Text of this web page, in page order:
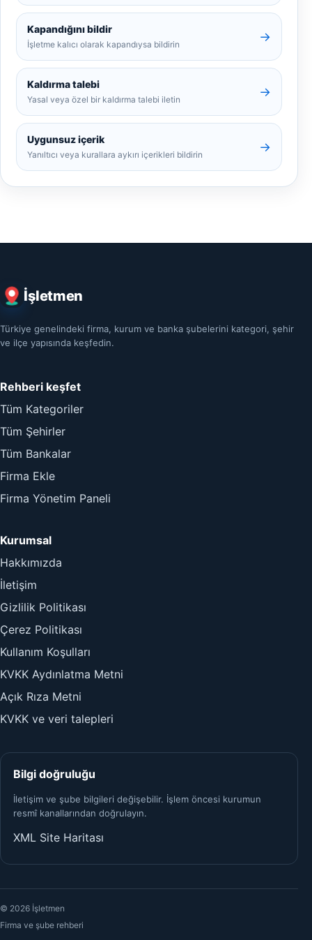
Kapandığını bildir
İşletme kalıcı olarak kapandıysa bildirin
→
Kaldırma talebi
Yasal veya özel bir kaldırma talebi iletin
→
Uygunsuz içerik
Yanıltıcı veya kurallara aykırı içerikleri bildirin
→
İşletmen
Türkiye genelindeki firma, kurum ve banka şubelerini kategori, şehir
ve ilçe yapısında keşfedin.
Rehberi keşfet
Tüm Kategoriler
Tüm Şehirler
Tüm Bankalar
Firma Ekle
Firma Yönetim Paneli
Kurumsal
Hakkımızda
İletişim
Gizlilik Politikası
Çerez Politikası
Kullanım Koşulları
KVKK Aydınlatma Metni
Açık Rıza Metni
KVKK ve veri talepleri
Bilgi doğruluğu
İletişim ve şube bilgileri değişebilir. İşlem öncesi kurumun
resmî kanallarından doğrulayın.
XML Site Haritası
© 2026 İşletmen
Firma ve şube rehberi